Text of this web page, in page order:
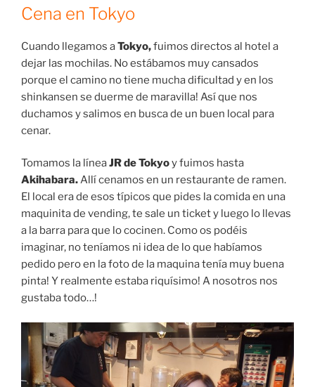
Cena en Tokyo
Cuando llegamos aTokyo,fuimos directos al hotel a
dejar las mochilas. No estábamos muy cansados
porque el camino no tiene mucha dificultad y en los
shinkansen se duerme de maravilla! Así que nos
duchamos y salimos en busca de un buen local para
cenar.
Tomamos la líneaJR de Tokyoy fuimos hasta
Akihabara.Allí cenamos en un restaurante de ramen.
El local era de esos típicos que pides la comida en una
maquinita de vending, te sale un ticket y luego lo llevas
a la barra para que lo cocinen. Como os podéis
imaginar, no teníamos ni idea de lo que habíamos
pedido pero en la foto de la maquina tenía muy buena
pinta! Y realmente estaba riquísimo! A nosotros nos
gustaba todo…!